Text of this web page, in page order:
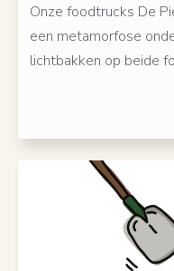
Onze foodtrucks De
een metamorfose
lichtbakken op beide